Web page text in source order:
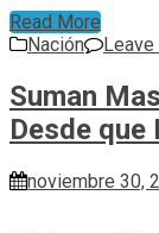
Read More
Nación
Suman
Desde que
noviembre 30,